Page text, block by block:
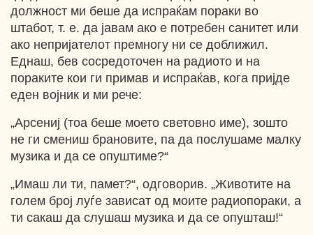
должност ми беше да испраќам пораки во
штабот, т. е. да јавам ако е потребен санитет или
ако непријателот премногу ни се доближил.
Еднаш, бев сосредоточен на радиото и на
пораките кои ги примав и испраќав, кога пријде
еден војник и ми рече:
„Арсениј (тоа беше моето световно име), зошто
не ги смениш брановите, па да послушаме малку
музика и да се опуштиме?“
„Имаш ли ти, памет?“, одговорив. „Животите на
голем број луѓе зависат од моите радиопораки, а
ти сакаш да слушаш музика и да се опушташ!“